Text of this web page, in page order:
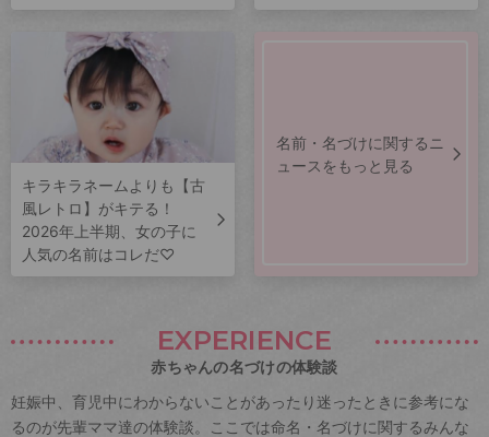
キラキラネームよりも【古
風レトロ】がキテる！
2026年上半期、女の子に
人気の名前はコレだ♡
名前・名づけに関するニ
ュースをもっと見る
EXPERIENCE
赤ちゃんの名づけの体験談
妊娠中、育児中にわからないことがあったり迷ったときに参考にな
るのが先輩ママ達の体験談。ここでは命名・名づけに関するみんな